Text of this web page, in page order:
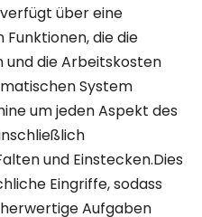
über eine
die die
die Arbeitskosten
System
um jeden Aspekt des
und Einstecken.Dies
Eingriffe, sodass
Aufgaben